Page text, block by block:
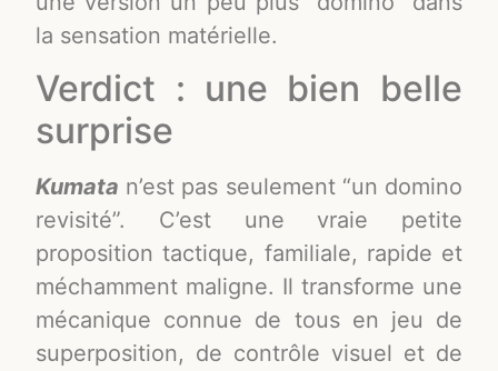
la sensation matérielle.
Verdict : une bien belle
surprise
Kumata n’est pas seulement “un domino
revisité”. C’est une vraie petite
proposition tactique, familiale, rapide et
méchamment maligne. Il transforme une
mécanique connue de tous en jeu de
superposition, de contrôle visuel et de